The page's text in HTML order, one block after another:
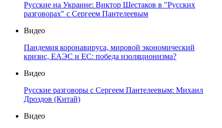
Русские на Украине: Виктор Шестаков в "Русских
разговорах" с Сергеем Пантелеевым
Видео
Пандемия коронавируса, мировой экономический
кризис, ЕАЭС и ЕС: победа изоляционизма?
Видео
Русские разговоры с Сергеем Пантелеевым: Михаил
Дроздов (Китай)
Видео